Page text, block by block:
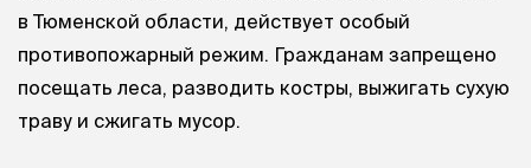
в Тюменской области, действует особый
противопожарный режим. Гражданам запрещено
посещать леса, разводить костры, выжигать сухую
траву и сжигать мусор.